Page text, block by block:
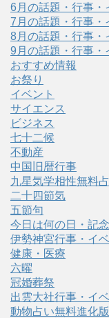
6月の話題・行事・
7月の話題・行事・
8月の話題・行事・
9月の話題・行事・
おすすめ情報
お祭り
イベント
サイエンス
ビジネス
七十二候
不動産
中国旧暦行事
九星気学相性無料
二十四節気
五節句
今日は何の日・記
伊勢神宮行事・イ
健康・医療
六曜
冠婚葬祭
出雲大社行事・イ
動物占い無料進化